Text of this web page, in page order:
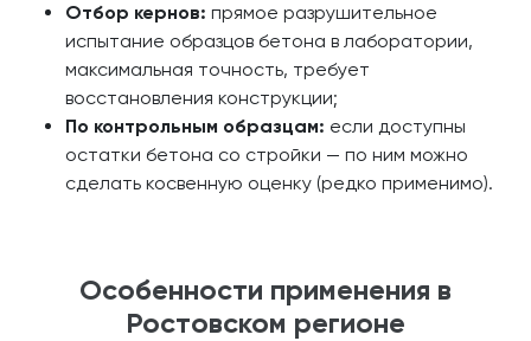
Отбор кернов: прямое разрушительное
испытание образцов бетона в лаборатории,
максимальная точность, требует
восстановления конструкции;
По контрольным образцам: если доступны
остатки бетона со стройки — по ним можно
сделать косвенную оценку (редко применимо).
Особенности применения в
Ростовском регионе